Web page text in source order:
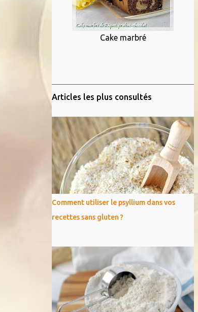
Cake marbré
Articles les plus consultés
Comment utiliser le psyllium dans vos
recettes sans gluten ?